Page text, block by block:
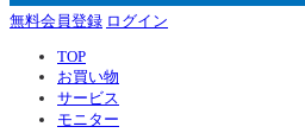
無料会員登録 ログイン
TOP
お買い物
サービス
モニター